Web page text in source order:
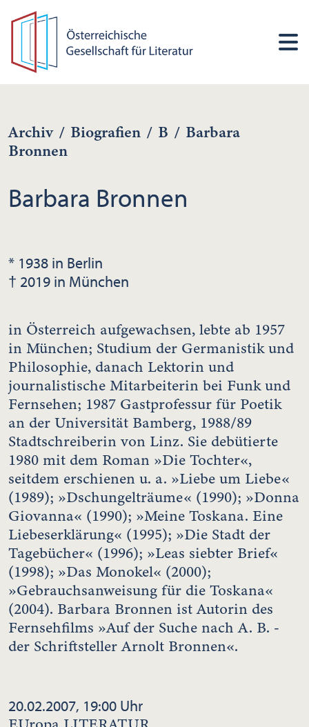
Archiv / Biografien / B / Barbara
Bronnen
Barbara Bronnen
* 1938 in Berlin
† 2019 in München
in Österreich aufgewachsen, lebte ab 1957
in München; Studium der Germanistik und
Philosophie, danach Lektorin und
journalistische Mitarbeiterin bei Funk und
Fernsehen; 1987 Gastprofessur für Poetik
an der Universität Bamberg, 1988/89
Stadtschreiberin von Linz. Sie debütierte
1980 mit dem Roman »Die Tochter«,
seitdem erschienen u. a. »Liebe um Liebe«
(1989); »Dschungelträume« (1990); »Donna
Giovanna« (1990); »Meine Toskana. Eine
Liebeserklärung« (1995); »Die Stadt der
Tagebücher« (1996); »Leas siebter Brief«
(1998); »Das Monokel« (2000);
»Gebrauchsanweisung für die Toskana«
(2004). Barbara Bronnen ist Autorin des
Fernsehfilms »Auf der Suche nach A. B. -
der Schriftsteller Arnolt Bronnen«.
20.02.2007, 19:00 Uhr